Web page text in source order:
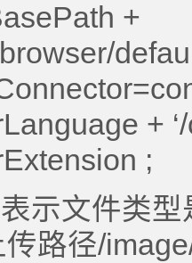
+
+
;
示文件类
传路径/